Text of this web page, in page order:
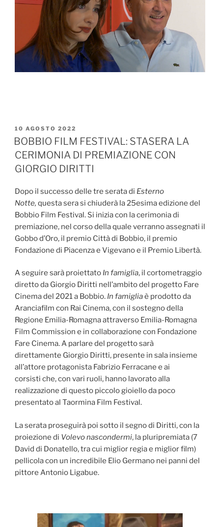
PUBBLICATO
IL
10 AGOSTO 2022
BOBBIO FILM FESTIVAL: STASERA LA
CERIMONIA DI PREMIAZIONE CON
GIORGIO DIRITTI
Dopo il successo delle tre serata di Esterno
Notte, questa sera si chiuderà la 25esima edizione del
Bobbio Film Festival. Si inizia con la cerimonia di
premiazione, nel corso della quale verranno assegnati il
Gobbo d’Oro, il premio Città di Bobbio, il premio
Fondazione di Piacenza e Vigevano e il Premio Libertà.
A seguire sarà proiettato In famiglia, il cortometraggio
diretto da Giorgio Diritti nell’ambito del progetto Fare
Cinema del 2021 a Bobbio. In famigliaè prodotto da
Aranciafilm con Rai Cinema, con il sostegno della
Regione Emilia-Romagna attraverso Emilia-Romagna
Film Commission e in collaborazione con Fondazione
Fare Cinema. A parlare del progetto sarà
direttamente Giorgio Diritti, presente in sala insieme
all’attore protagonista Fabrizio Ferracane e ai
corsisti che, con vari ruoli, hanno lavorato alla
realizzazione di questo piccolo gioiello da poco
presentato al Taormina Film Festival.
La serata proseguirà poi sotto il segno di Diritti, con la
proiezione di Volevo nascondermi, la pluripremiata (7
David di Donatello, tra cui miglior regia e miglior film)
pellicola con un incredibile Elio Germano nei panni del
pittore Antonio Ligabue.